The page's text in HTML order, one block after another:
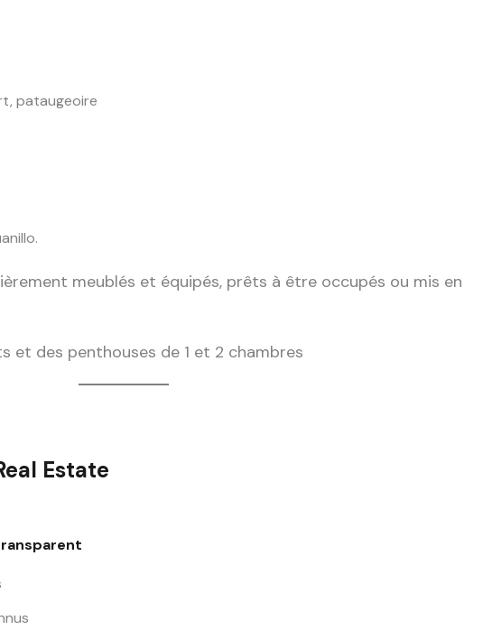
pataugeoire
meublés et équipés, prêts à être occupés ou mis en
et des penthouses de 1 et 2 chambres
Estate